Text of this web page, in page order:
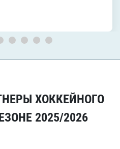
ХОККЕЙНОГО
2025/2026